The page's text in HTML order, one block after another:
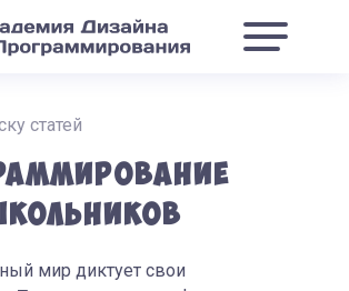
статей
мир диктует свои